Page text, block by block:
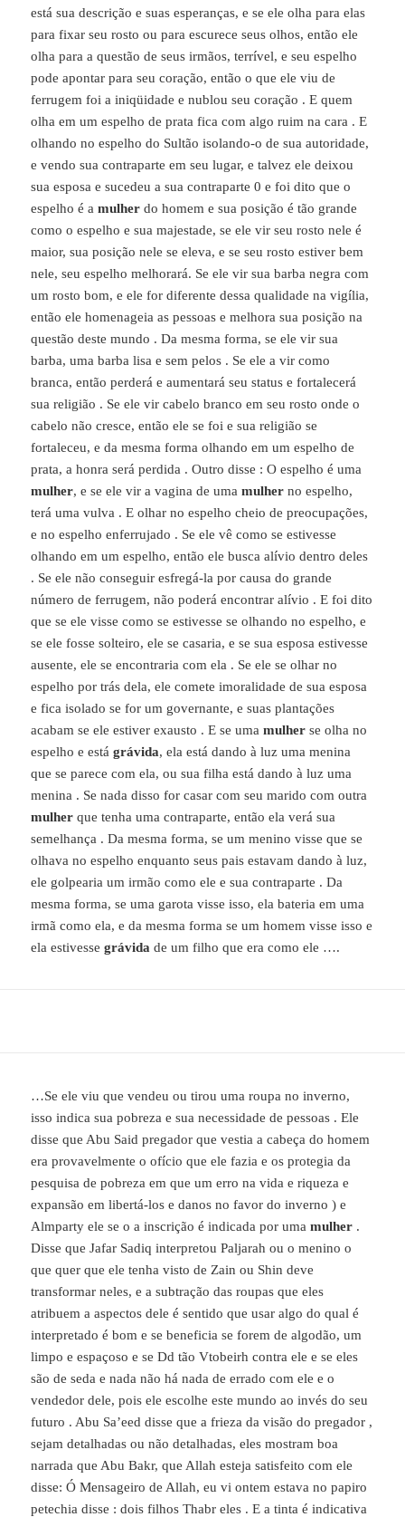
está sua descrição e suas esperanças, e se ele olha para elas
para fixar seu rosto ou para escurece seus olhos, então ele
olha para a questão de seus irmãos, terrível, e seu espelho
pode apontar para seu coração, então o que ele viu de
ferrugem foi a iniqüidade e nublou seu coração . E quem
olha em um espelho de prata fica com algo ruim na cara . E
olhando no espelho do Sultão isolando-o de sua autoridade,
e vendo sua contraparte em seu lugar, e talvez ele deixou
sua esposa e sucedeu a sua contraparte 0 e foi dito que o
espelho é amulher do homem e sua posição é tão grande
como o espelho e sua majestade, se ele vir seu rosto nele é
maior, sua posição nele se eleva, e se seu rosto estiver bem
nele, seu espelho melhorará. Se ele vir sua barba negra com
um rosto bom, e ele for diferente dessa qualidade na vigília,
então ele homenageia as pessoas e melhora sua posição na
questão deste mundo . Da mesma forma, se ele vir sua
barba, uma barba lisa e sem pelos . Se ele a vir como
branca, então perderá e aumentará seu status e fortalecerá
sua religião . Se ele vir cabelo branco em seu rosto onde o
cabelo não cresce, então ele se foi e sua religião se
fortaleceu, e da mesma forma olhando em um espelho de
prata, a honra será perdida . Outro disse : O espelho é uma
mulher, e se ele vir a vagina de umamulher no espelho,
terá uma vulva . E olhar no espelho cheio de preocupações,
e no espelho enferrujado . Se ele vê como se estivesse
olhando em um espelho, então ele busca alívio dentro deles
. Se ele não conseguir esfregá-la por causa do grande
número de ferrugem, não poderá encontrar alívio . E foi dito
que se ele visse como se estivesse se olhando no espelho, e
se ele fosse solteiro, ele se casaria, e se sua esposa estivesse
ausente, ele se encontraria com ela . Se ele se olhar no
espelho por trás dela, ele comete imoralidade de sua esposa
e fica isolado se for um governante, e suas plantações
acabam se ele estiver exausto . E se umamulher se olha no
espelho e estágrávida, ela está dando à luz uma menina
que se parece com ela, ou sua filha está dando à luz uma
menina . Se nada disso for casar com seu marido com outra
mulher que tenha uma contraparte, então ela verá sua
semelhança . Da mesma forma, se um menino visse que se
olhava no espelho enquanto seus pais estavam dando à luz,
ele golpearia um irmão como ele e sua contraparte . Da
mesma forma, se uma garota visse isso, ela bateria em uma
irmã como ela, e da mesma forma se um homem visse isso e
ela estivessegrávida de um filho que era como ele ….
…Se ele viu que vendeu ou tirou uma roupa no inverno,
isso indica sua pobreza e sua necessidade de pessoas . Ele
disse que Abu Said pregador que vestia a cabeça do homem
era provavelmente o ofício que ele fazia e os protegia da
pesquisa de pobreza em que um erro na vida e riqueza e
expansão em libertá-los e danos no favor do inverno ) e
Almparty ele se o a inscrição é indicada por umamulher .
Disse que Jafar Sadiq interpretou Paljarah ou o menino o
que quer que ele tenha visto de Zain ou Shin deve
transformar neles, e a subtração das roupas que eles
atribuem a aspectos dele é sentido que usar algo do qual é
interpretado é bom e se beneficia se forem de algodão, um
limpo e espaçoso e se Dd tão Vtobeirh contra ele e se eles
são de seda e nada não há nada de errado com ele e o
vendedor dele, pois ele escolhe este mundo ao invés do seu
futuro . Abu Sa’eed disse que a frieza da visão do pregador ,
sejam detalhadas ou não detalhadas, eles mostram boa
narrada que Abu Bakr, que Allah esteja satisfeito com ele
disse: Ó Mensageiro de Allah, eu vi ontem estava no papiro
petechia disse : dois filhos Thabr eles . E a tinta é indicativa